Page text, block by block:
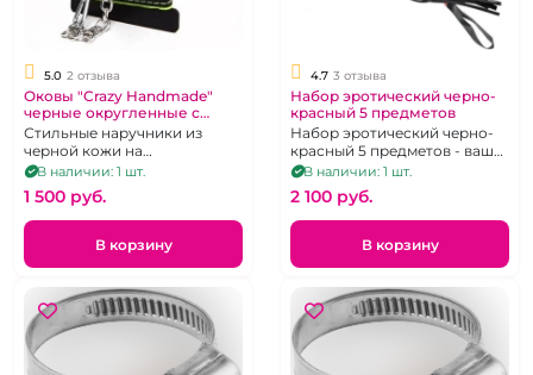
5.0 2 отзыва
Оковы "Crazy Handmade"
черные округленные с
мягкой зеленой подкладкой
Стильные наручники из
черной кожи на
металлической сцепке.
В наличии: 1 шт.
1 500 pуб.
В корзину
4.7 3 отзыва
Набор эротический черно-
красный 5 предметов
Набор эротический черно-
красный 5 предметов - ваш
ласковый проводник в мир
BDSM
В наличии: 1 шт.
2 100 pуб.
В корзину